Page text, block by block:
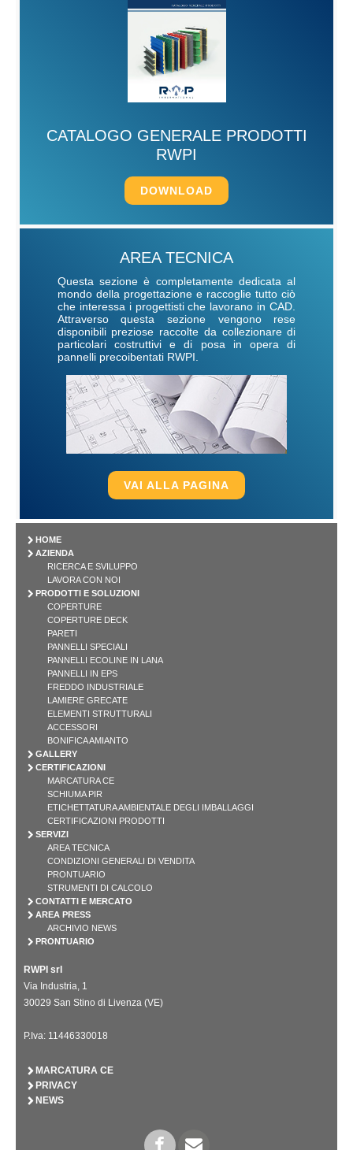
CATALOGO GENERALE PRODOTTI
RWPI
DOWNLOAD
AREA TECNICA
Questa sezione è completamente dedicata al
mondo della progettazione e raccoglie tutto ciò
che interessa i progettisti che lavorano in CAD.
Attraverso questa sezione vengono rese
disponibili preziose raccolte da collezionare di
particolari costruttivi e di posa in opera di
pannelli precoibentati RWPI.
VAI ALLA PAGINA
HOME
AZIENDA
RICERCA E SVILUPPO
LAVORA CON NOI
PRODOTTI E SOLUZIONI
COPERTURE
COPERTURE DECK
PARETI
PANNELLI SPECIALI
PANNELLI ECOLINE IN LANA
PANNELLI IN EPS
FREDDO INDUSTRIALE
LAMIERE GRECATE
ELEMENTI STRUTTURALI
ACCESSORI
BONIFICA AMIANTO
GALLERY
CERTIFICAZIONI
MARCATURA CE
SCHIUMA PIR
ETICHETTATURA AMBIENTALE DEGLI IMBALLAGGI
CERTIFICAZIONI PRODOTTI
SERVIZI
AREA TECNICA
CONDIZIONI GENERALI DI VENDITA
PRONTUARIO
STRUMENTI DI CALCOLO
CONTATTI E MERCATO
AREA PRESS
ARCHIVIO NEWS
PRONTUARIO
RWPI srl
Via Industria, 1
30029 San Stino di Livenza (VE)
P.Iva: 11446330018
MARCATURA CE
PRIVACY
NEWS